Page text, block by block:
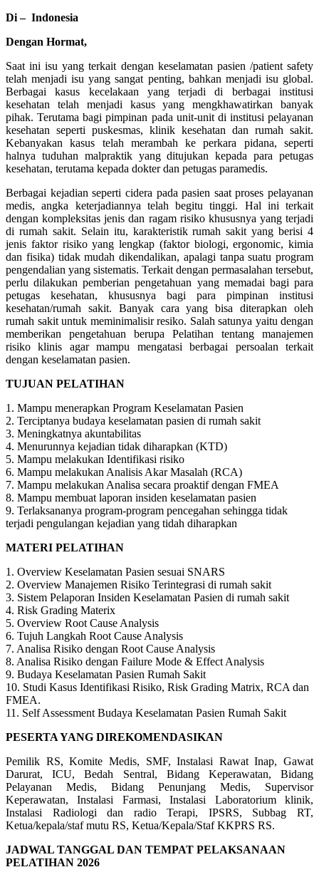
Di –Indonesia
Dengan Hormat,
Saat ini isu yang terkait dengan keselamatan pasien /patient safety
telah menjadi isu yang sangat penting, bahkan menjadi isu global.
Berbagai kasus kecelakaan yang terjadi di berbagai institusi
kesehatan telah menjadi kasus yang mengkhawatirkan banyak
pihak. Terutama bagi pimpinan pada unit-unit di institusi pelayanan
kesehatan seperti puskesmas, klinik kesehatan dan rumah sakit.
Kebanyakan kasus telah merambah ke perkara pidana, seperti
halnya tuduhan malpraktik yang ditujukan kepada para petugas
kesehatan, terutama kepada dokter dan petugas paramedis.
Berbagai kejadian seperti cidera pada pasien saat proses pelayanan
medis, angka keterjadiannya telah begitu tinggi. Hal ini terkait
dengan kompleksitas jenis dan ragam risiko khususnya yang terjadi
di rumah sakit. Selain itu, karakteristik rumah sakit yang berisi 4
jenis faktor risiko yang lengkap (faktor biologi, ergonomic, kimia
dan fisika) tidak mudah dikendalikan, apalagi tanpa suatu program
pengendalian yang sistematis. Terkait dengan permasalahan tersebut,
perlu dilakukan pemberian pengetahuan yang memadai bagi para
petugas kesehatan, khususnya bagi para pimpinan institusi
kesehatan/rumah sakit. Banyak cara yang bisa diterapkan oleh
rumah sakit untuk meminimalisir resiko. Salah satunya yaitu dengan
memberikan pengetahuan berupa Pelatihan tentang manajemen
risiko klinis agar mampu mengatasi berbagai persoalan terkait
dengan keselamatan pasien.
TUJUAN PELATIHAN
1. Mampu menerapkan Program Keselamatan Pasien
2. Terciptanya budaya keselamatan pasien di rumah sakit
3. Meningkatnya akuntabilitas
4. Menurunnya kejadian tidak diharapkan (KTD)
5. Mampu melakukan Identifikasi risiko
6. Mampu melakukan Analisis Akar Masalah (RCA)
7. Mampu melakukan Analisa secara proaktif dengan FMEA
8. Mampu membuat laporan insiden keselamatan pasien
9. Terlaksananya program-program pencegahan sehingga tidak
terjadi pengulangan kejadian yang tidah diharapkan
MATERI PELATIHAN
1. Overview Keselamatan Pasien sesuai SNARS
2. Overview Manajemen Risiko Terintegrasi di rumah sakit
3. Sistem Pelaporan Insiden Keselamatan Pasien di rumah sakit
4. Risk Grading Materix
5. Overview Root Cause Analysis
6. Tujuh Langkah Root Cause Analysis
7. Analisa Risiko dengan Root Cause Analysis
8. Analisa Risiko dengan Failure Mode & Effect Analysis
9. Budaya Keselamatan Pasien Rumah Sakit
10. Studi Kasus Identifikasi Risiko, Risk Grading Matrix, RCA dan
FMEA.
11. Self Assessment Budaya Keselamatan Pasien Rumah Sakit
PESERTA YANG DIREKOMENDASIKAN
Pemilik RS, Komite Medis, SMF, Instalasi Rawat Inap, Gawat
Darurat, ICU, Bedah Sentral, Bidang Keperawatan, Bidang
Pelayanan Medis, Bidang Penunjang Medis, Supervisor
Keperawatan, Instalasi Farmasi, Instalasi Laboratorium klinik,
Instalasi Radiologi dan radio Terapi, IPSRS, Subbag RT,
Ketua/kepala/staf mutu RS, Ketua/Kepala/Staf KKPRS RS.
JADWAL TANGGAL DAN TEMPAT PELAKSANAAN
PELATIHAN 2026